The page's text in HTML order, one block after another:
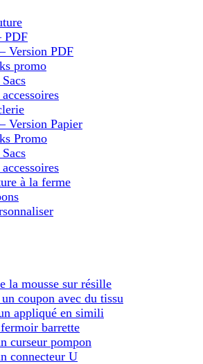
PDF
Version PDF
promo
Version Papier
Promo
à la ferme
la mousse sur résille
coupon avec du tissu
appliqué en simili
barrette
curseur pompon
connecteur U